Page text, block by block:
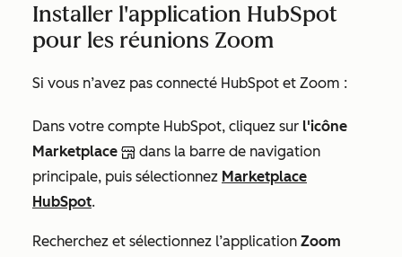
Installer l'application HubSpot
pour les réunions Zoom
Si vous n’avez pas connecté HubSpot et Zoom :
Dans votre compte HubSpot, cliquez sur l'icône
Marketplace
dans la barre de navigation
principale, puis sélectionnez Marketplace
HubSpot.
Recherchez et sélectionnez l’application Zoom